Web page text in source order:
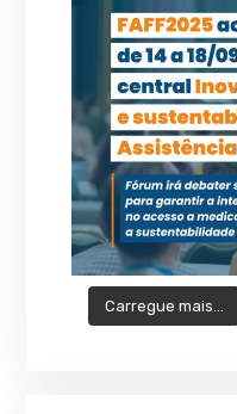
Carregue mais…